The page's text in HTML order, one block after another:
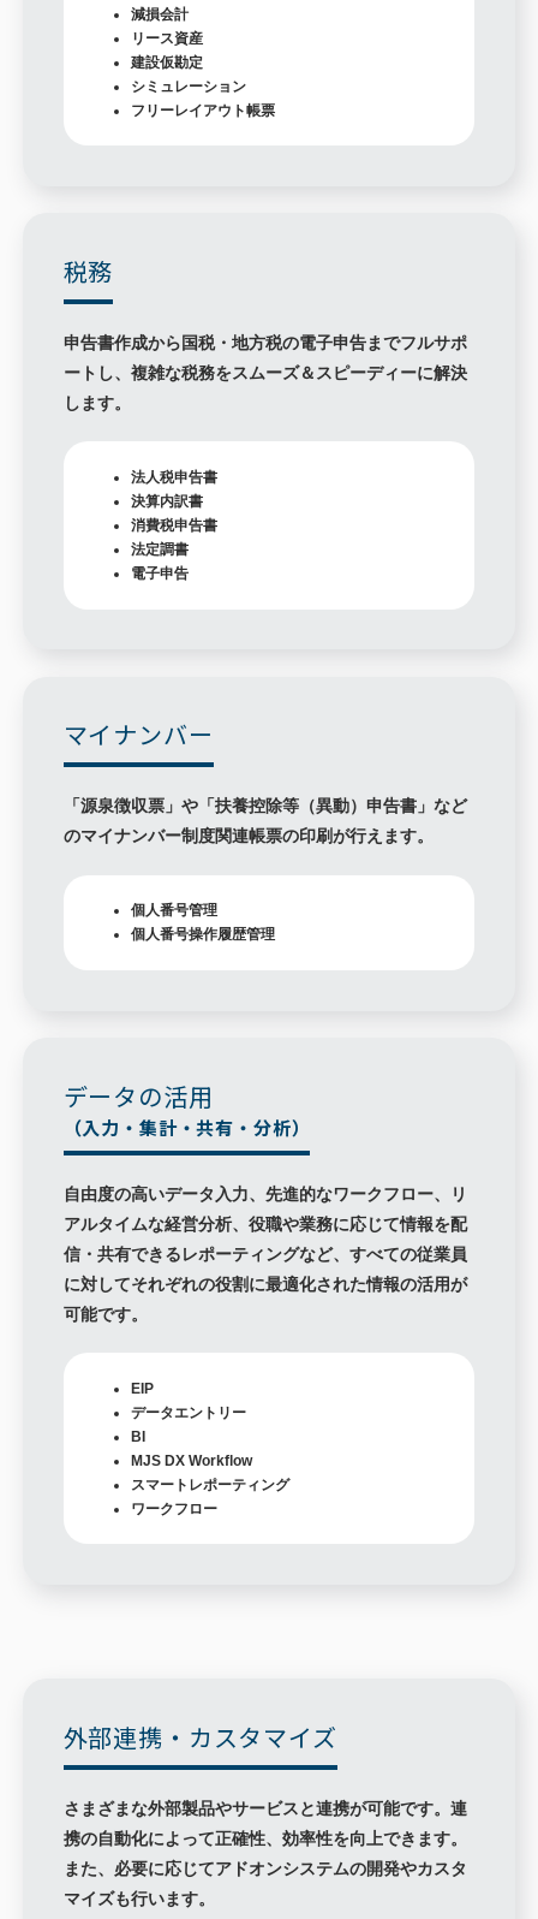
減損会計
リース資産
建設仮勘定
シミュレーション
フリーレイアウト帳票
税務
申告書作成から国税・地方税の電子申告までフルサポ
ートし、複雑な税務をスムーズ＆スピーディーに解決
します。
法人税申告書
決算内訳書
消費税申告書
法定調書
電子申告
マイナンバー
「源泉徴収票」や「扶養控除等（異動）申告書」など
のマイナンバー制度関連帳票の印刷が行えます。
個人番号管理
個人番号操作履歴管理
データの活用
（入力・集計・共有・分析）
自由度の高いデータ入力、先進的なワークフロー、リ
アルタイムな経営分析、役職や業務に応じて情報を配
信・共有できるレポーティングなど、すべての従業員
に対してそれぞれの役割に最適化された情報の活用が
可能です。
EIP
データエントリー
BI
MJS DX Workflow
スマートレポーティング
ワークフロー
外部連携・カスタマイズ
さまざまな外部製品やサービスと連携が可能です。連
携の自動化によって正確性、効率性を向上できます。
また、必要に応じてアドオンシステムの開発やカスタ
マイズも行います。